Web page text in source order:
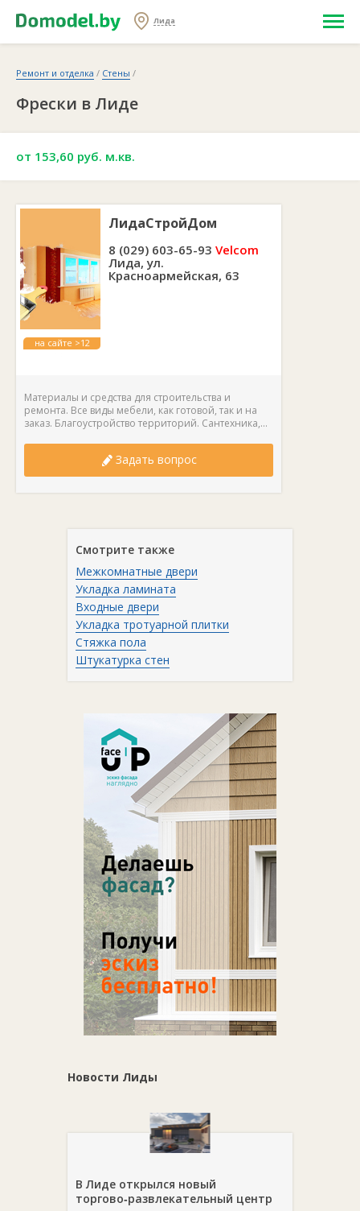
Лида
Ремонт и отделка / Стены /
Фрески в Лиде
от 153,60 руб. м.кв.
на сайте >12
ЛидаСтройДом
8 (029) 603-65-93 Velcom
Лида, ул.
Красноармейская, 63
Материалы и средства для строительства и
ремонта. Все виды мебели, как готовой, так и на
заказ. Благоустройство территорий. Сантехника,...
Задать вопрос
Смотрите также
Межкомнатные двери
Укладка ламината
Входные двери
Укладка тротуарной плитки
Стяжка пола
Штукатурка стен
Новости Лиды
В Лиде открылся новый
торгово‑развлекательный центр